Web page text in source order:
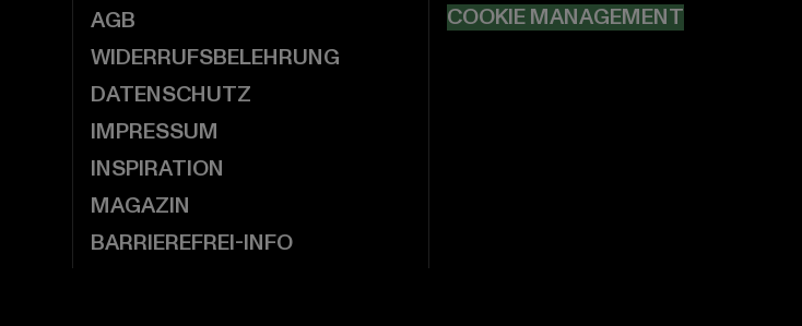
AGB
WIDERRUFSBELEHRUNG
DATENSCHUTZ
IMPRESSUM
INSPIRATION
MAGAZIN
BARRIEREFREI-INFO
COOKIE MANAGEMENT